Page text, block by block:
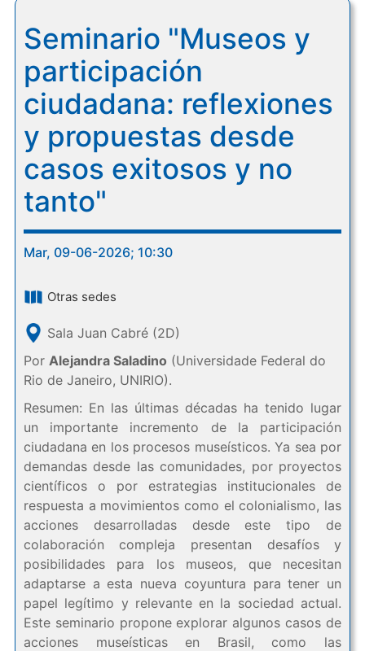
Seminario "Museos y
participación
ciudadana: reflexiones
y propuestas desde
casos exitosos y no
tanto"
Mar, 09-06-2026; 10:30
Otras sedes
Sala Juan Cabré (2D)
Por Alejandra Saladino (Universidade Federal do
Rio de Janeiro, UNIRIO).
Resumen: En las últimas décadas ha tenido lugar
un importante incremento de la participación
ciudadana en los procesos museísticos. Ya sea por
demandas desde las comunidades, por proyectos
científicos o por estrategias institucionales de
respuesta a movimientos como el colonialismo, las
acciones desarrolladas desde este tipo de
colaboración compleja presentan desafíos y
posibilidades para los museos, que necesitan
adaptarse a esta nueva coyuntura para tener un
papel legítimo y relevante en la sociedad actual.
Este seminario propone explorar algunos casos de
acciones museísticas en Brasil, como las